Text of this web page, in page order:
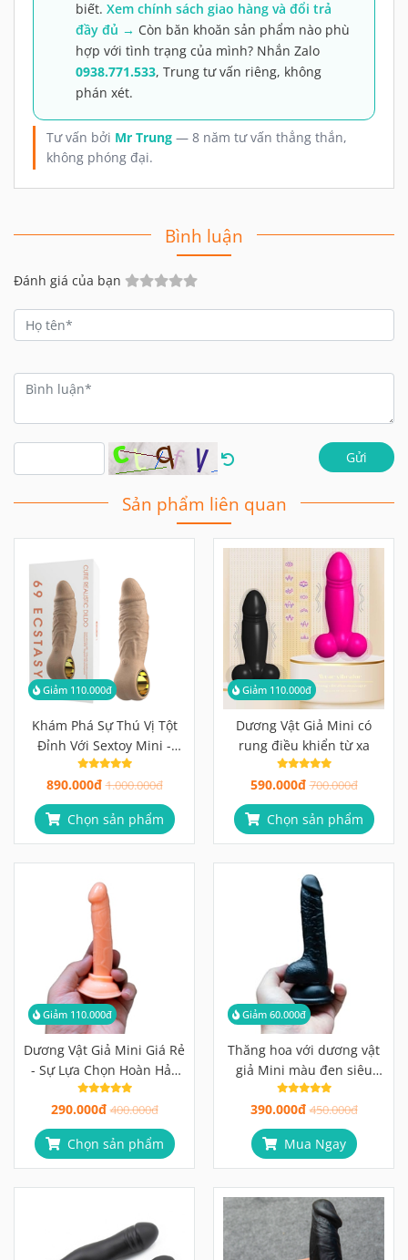
Tư vấn bởiMr Trung
— 8 năm tư vấn thẳng thắn,
không phóng đại.
Bình luận
Đánh giá của bạn
Giảm 110.000đ
Khám Phá Sự Thú Vị Tột
Đỉnh Với Sextoy Mini -
Dương Vật Giả Mini 69
Ecstasy!
890.000đ 1.000.000đ
Chọn sản phẩm
Giảm 110.000đ
Dương Vật Giả Mini có
rung điều khiển từ xa
590.000đ 700.000đ
Chọn sản phẩm
Giảm 110.000đ
Dương Vật Giả Mini Giá Rẻ
- Sự Lựa Chọn Hoàn Hảo
Cho Phái Nữ
290.000đ 400.000đ
Chọn sản phẩm
Giảm 60.000đ
Thăng hoa với dương vật
giả Mini màu đen siêu
cưng 11*2cm
390.000đ 450.000đ
Mua Ngay
Giảm 110.000đ Giảm 210.000đ